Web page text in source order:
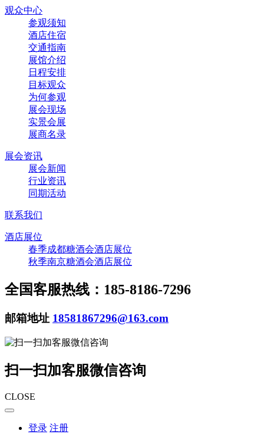
观众中心
参观须知
酒店住宿
交通指南
展馆介绍
日程安排
目标观众
为何参观
展会现场
实景会展
展商名录
展会资讯
展会新闻
行业资讯
同期活动
联系我们
酒店展位
春季成都糖酒会酒店展位
秋季南京糖酒会酒店展位
全国客服热线：185-8186-7296
邮箱地址 18581867296@163.com
扫一扫加客服微信咨询
CLOSE
登录 注册